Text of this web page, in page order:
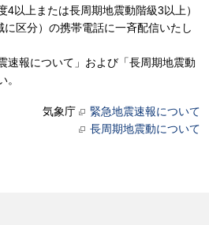
4以上または長周期地震動階級3以上）
区分）の携帯電話に一斉配信いたし
速報について」および「長周期地震動
。
気象庁
緊急地震速報について
長周期地震動について